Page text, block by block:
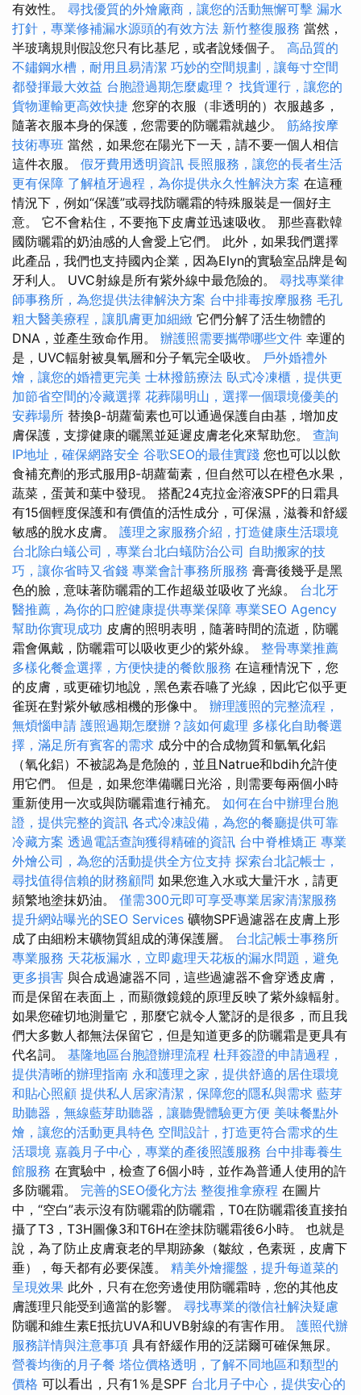
有效性。 尋找優質的外燴廠商，讓您的活動無懈可擊 漏水
打針，專業修補漏水源頭的有效方法 新竹整復服務 當然，
半玻璃規則假設您只有比基尼，或者說矮個子。 高品質的
不鏽鋼水槽，耐用且易清潔 巧妙的空間規劃，讓每寸空間
都發揮最大效益 台胞證過期怎麼處理？ 找貨運行，讓您的
貨物運輸更高效快捷 您穿的衣服（非透明的）衣服越多，
隨著衣服本身的保護，您需要的防曬霜就越少。 筋絡按摩
技術專班 當然，如果您在陽光下一天，請不要一個人相信
這件衣服。 假牙費用透明資訊 長照服務，讓您的長者生活
更有保障 了解植牙過程，為你提供永久性解決方案 在這種
情況下，例如“保護”或尋找防曬霜的特殊服裝是一個好主
意。 它不會粘住，不要拖下皮膚並迅速吸收。 那些喜歡韓
國防曬霜的奶油感的人會愛上它們。 此外，如果我們選擇
此產品，我們也支持國內企業，因為Elyn的實驗室品牌是匈
牙利人。 UVC射線是所有紫外線中最危險的。 尋找專業律
師事務所，為您提供法律解決方案 台中排毒按摩服務 毛孔
粗大醫美療程，讓肌膚更加細緻 它們分解了活生物體的
DNA，並產生致命作用。 辦護照需要攜帶哪些文件 幸運的
是，UVC輻射被臭氧層和分子氧完全吸收。 戶外婚禮外
燴，讓您的婚禮更完美 士林撥筋療法 臥式冷凍櫃，提供更
加節省空間的冷藏選擇 花葬陽明山，選擇一個環境優美的
安葬場所 替換β-胡蘿蔔素也可以通過保護自由基，增加皮
膚保護，支撐健康的曬黑並延遲皮膚老化來幫助您。 查詢
IP地址，確保網路安全 谷歌SEO的最佳實踐 您也可以以飲
食補充劑的形式服用β-胡蘿蔔素，但自然可以在橙色水果，
蔬菜，蛋黃和葉中發現。 搭配24克拉金溶液SPF的日霜具
有15個輕度保護和有價值的活性成分，可保濕，滋養和舒緩
敏感的脫水皮膚。 護理之家服務介紹，打造健康生活環境
台北除白蟻公司，專業台北白蟻防治公司 自助搬家的技
巧，讓你省時又省錢 專業會計事務所服務 膏膏後幾乎是黑
色的臉，意味著防曬霜的工作超級並吸收了光線。 台北牙
醫推薦，為你的口腔健康提供專業保障 專業SEO Agency
幫助你實現成功 皮膚的照明表明，隨著時間的流逝，防曬
霜會佩戴，防曬霜可以吸收更少的紫外線。 整骨專業推薦
多樣化餐盒選擇，方便快捷的餐飲服務 在這種情況下，您
的皮膚，或更確切地說，黑色素吞嚥了光線，因此它似乎更
雀斑在對紫外敏感相機的形像中。 辦理護照的完整流程，
無煩惱申請 護照過期怎麼辦？該如何處理 多樣化自助餐選
擇，滿足所有賓客的需求 成分中的合成物質和氫氧化鋁
（氧化鋁）不被認為是危險的，並且Natrue和bdih允許使
用它們。 但是，如果您準備曬日光浴，則需要每兩個小時
重新使用一次或與防曬霜進行補充。 如何在台中辦理台胞
證，提供完整的資訊 各式冷凍設備，為您的餐廳提供可靠
冷藏方案 透過電話查詢獲得精確的資訊 台中脊椎矯正 專業
外燴公司，為您的活動提供全方位支持 探索台北記帳士，
尋找值得信賴的財務顧問 如果您進入水或大量汗水，請更
頻繁地塗抹奶油。 僅需300元即可享受專業居家清潔服務
提升網站曝光的SEO Services 礦物SPF過濾器在皮膚上形
成了由細粉末礦物質組成的薄保護層。 台北記帳士事務所
專業服務 天花板漏水，立即處理天花板的漏水問題，避免
更多損害 與合成過濾器不同，這些過濾器不會穿透皮膚，
而是保留在表面上，而顯微鏡鏡的原理反映了紫外線輻射。
如果您確切地測量它，那麼它就令人驚訝的是很多，而且我
們大多數人都無法保留它，但是知道更多的防曬霜是更具有
代名詞。 基隆地區台胞證辦理流程 杜拜簽證的申請過程，
提供清晰的辦理指南 永和護理之家，提供舒適的居住環境
和貼心照顧 提供私人居家清潔，保障您的隱私與需求 藍芽
助聽器，無線藍芽助聽器，讓聽覺體驗更方便 美味餐點外
燴，讓您的活動更具特色 空間設計，打造更符合需求的生
活環境 嘉義月子中心，專業的產後照護服務 台中排毒養生
館服務 在實驗中，檢查了6個小時，並作為普通人使用的許
多防曬霜。 完善的SEO優化方法 整復推拿療程 在圖片
中，“空白”表示沒有防曬霜的防曬霜，T0在防曬霜後直接拍
攝了T3，T3H圖像3和T6H在塗抹防曬霜後6小時。 也就是
說，為了防止皮膚衰老的早期跡象（皺紋，色素斑，皮膚下
垂），每天都有必要保護。 精美外燴擺盤，提升每道菜的
呈現效果 此外，只有在您旁邊使用防曬霜時，您的其他皮
膚護理只能受到適當的影響。 尋找專業的徵信社解決疑慮
防曬和維生素E抵抗UVA和UVB射線的有害作用。 護照代辦
服務詳情與注意事項 具有舒緩作用的泛諾爾可確保無尿。
營養均衡的月子餐 塔位價格透明，了解不同地區和類型的
價格 可以看出，只有1％是SPF 台北月子中心，提供安心的